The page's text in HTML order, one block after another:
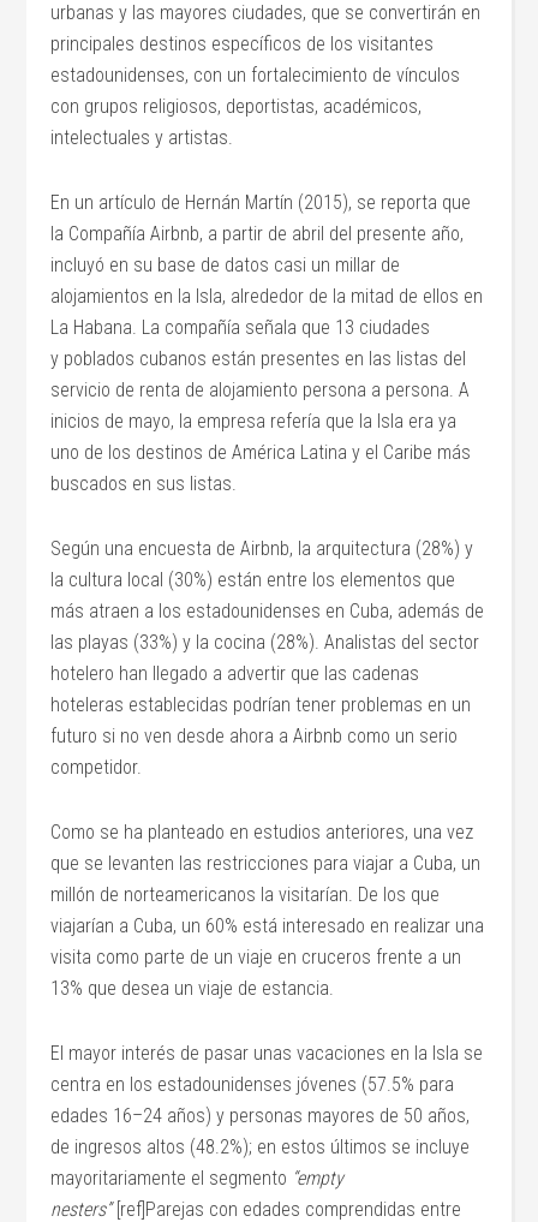
urbanas y las mayores ciudades, que se convertirán en
principales destinos específicos de los visitantes
estadounidenses, con un fortalecimiento de vínculos
con grupos religiosos, deportistas, académicos,
intelectuales y artistas.
En un artículo de Hernán Martín (2015), se reporta que
la Compañía Airbnb, a partir de abril del presente año,
incluyó en su base de datos casi un millar de
alojamientos en la Isla, alrededor de la mitad de ellos en
La Habana. La compañía señala que 13 ciudades
y poblados cubanos están presentes en las listas del
servicio de renta de alojamiento persona a persona. A
inicios de mayo, la empresa refería que la Isla era ya
uno de los destinos de América Latina y el Caribe más
buscados en sus listas.
Según una encuesta de Airbnb, la arquitectura (28%) y
la cultura local (30%) están entre los elementos que
más atraen a los estadounidenses en Cuba, además de
las playas (33%) y la cocina (28%). Analistas del sector
hotelero han llegado a advertir que las cadenas
hoteleras establecidas podrían tener problemas en un
futuro si no ven desde ahora a Airbnb como un serio
competidor.
Como se ha planteado en estudios anteriores, una vez
que se levanten las restricciones para viajar a Cuba, un
millón de norteamericanos la visitarían. De los que
viajarían a Cuba, un 60% está interesado en realizar una
visita como parte de un viaje en cruceros frente a un
13% que desea un viaje de estancia.
El mayor interés de pasar unas vacaciones en la Isla se
centra en los estadounidenses jóvenes (57.5% para
edades 16–24 años) y personas mayores de 50 años,
de ingresos altos (48.2%); en estos últimos se incluye
mayoritariamente el segmento “empty
nesters”[ref]Parejas con edades comprendidas entre